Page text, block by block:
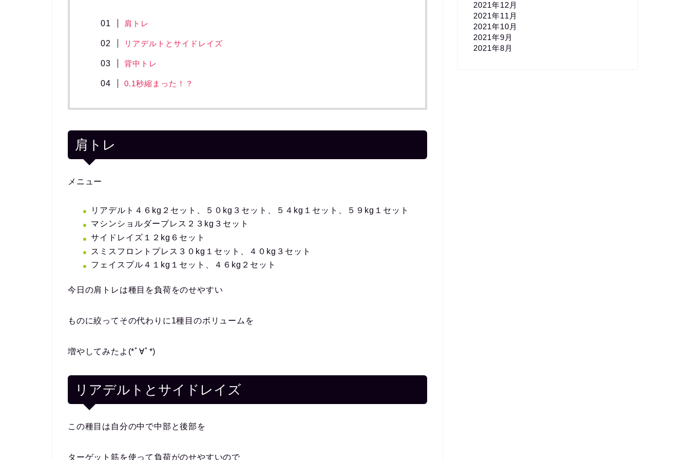
肩トレ
リアデルトとサイドレイズ
背中トレ
0.1秒縮まった！？
肩トレ
メニュー
リアデルト４６kg２セット、５０kg３セット、５４kg１セット、５９kg１セット
マシンショルダープレス２３kg３セット
サイドレイズ１２kg６セット
スミスフロントプレス３０kg１セット、４０kg３セット
フェイスプル４１kg１セット、４６kg２セット
今日の肩トレは種目を負荷をのせやすい
ものに絞ってその代わりに1種目のボリュームを
増やしてみたよ(*ﾟ∀ﾟ*)
リアデルトとサイドレイズ
この種目は自分の中で中部と後部を
ターゲット筋を使って負荷がのせやすいので
2021年12月
2021年11月
2021年10月
2021年9月
2021年8月